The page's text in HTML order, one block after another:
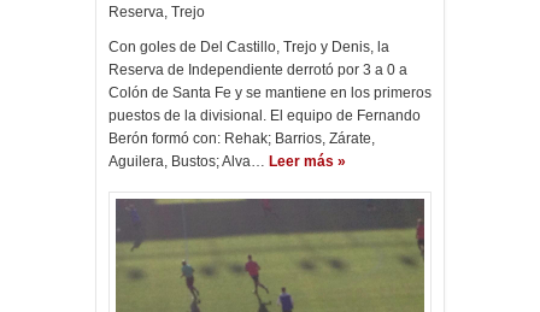
Reserva, Trejo
Con goles de Del Castillo, Trejo y Denis, la
Reserva de Independiente derrotó por 3 a 0 a
Colón de Santa Fe y se mantiene en los primeros
puestos de la divisional. El equipo de Fernando
Berón formó con: Rehak; Barrios, Zárate,
Aguilera, Bustos; Alva… Leer más »